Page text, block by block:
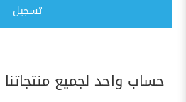
تسجيل
حساب واحد لجميع منتجاتنا